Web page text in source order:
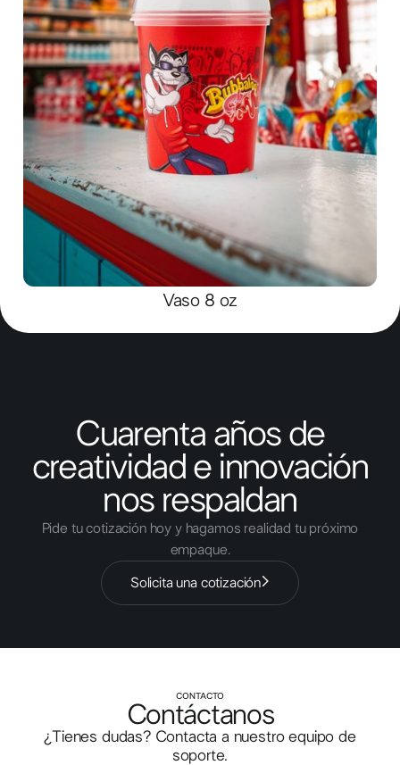
Vaso 8 oz
Cuarenta años de
creatividad e innovación
nos respaldan
Pide tu cotización hoy y hagamos realidad tu próximo
empaque.
Solicita una cotización
CONTACTO
Contáctanos
¿Tienes dudas? Contacta a nuestro equipo de
soporte.